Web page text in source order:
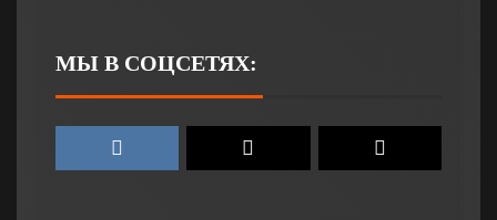
МЫ В СОЦСЕТЯХ: